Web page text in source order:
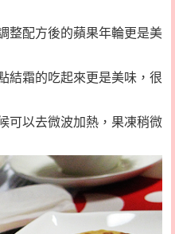
整配方後的蘋果年輪更是美
結霜的吃起來更是美味，很
可以去微波加熱，果凍稍微